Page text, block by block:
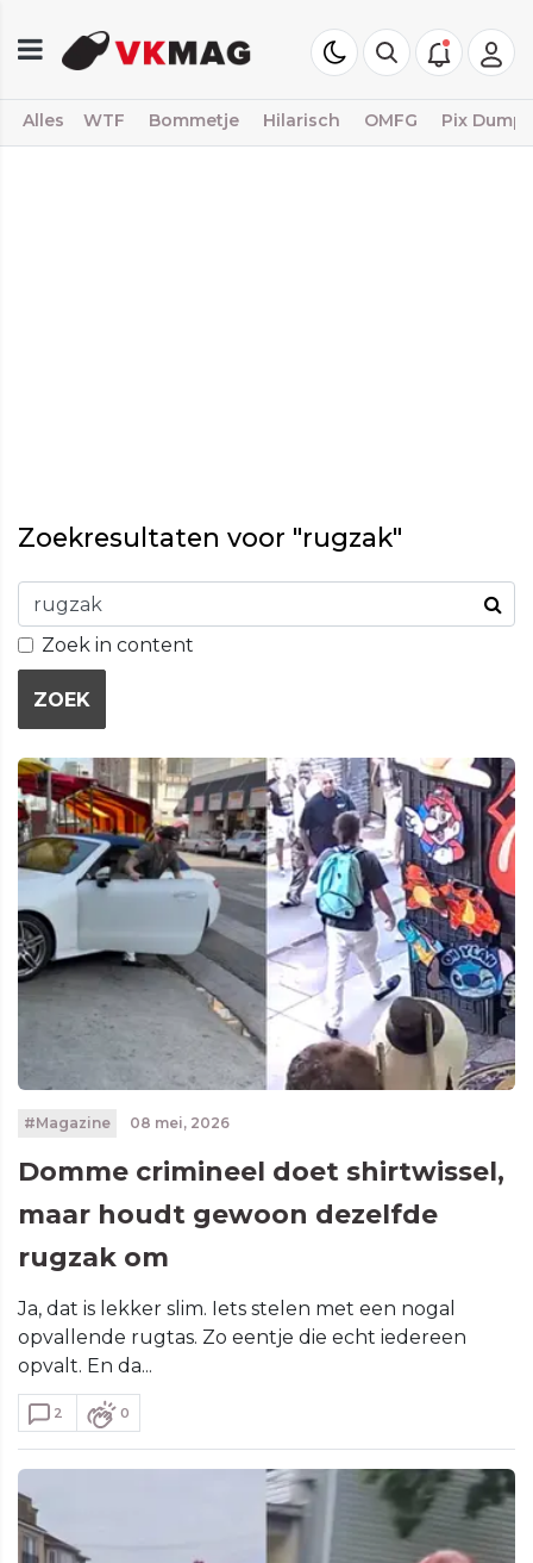
Alles WTF Bommetje Hilarisch OMFG Pix Dump
Zoekresultaten voor "rugzak"
Zoek in content
ZOEK
#Magazine 08 mei, 2026
Domme crimineel doet shirtwissel,
maar houdt gewoon dezelfde
rugzak om
Ja, dat is lekker slim. Iets stelen met een nogal
opvallende rugtas. Zo eentje die echt iedereen
opvalt. En da...
2 0